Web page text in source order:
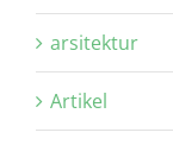
arsitektur
Artikel